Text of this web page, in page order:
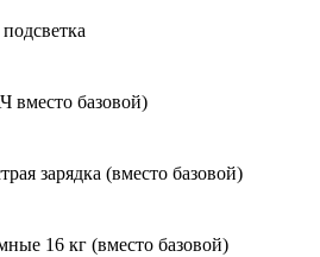
вместо базовой)
зарядка (вместо базовой)
16 кг (вместо базовой)